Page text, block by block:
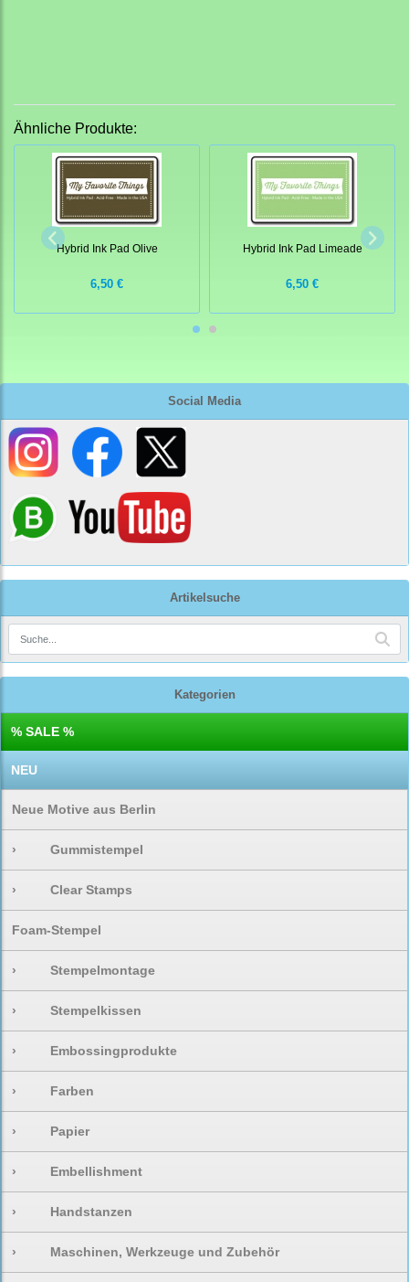
Social Media
Artikelsuche
Kategorien
% SALE %
NEU
Neue Motive aus Berlin
› Gummistempel
› Clear Stamps
Foam-Stempel
› Stempelmontage
› Stempelkissen
› Embossingprodukte
› Farben
› Papier
› Embellishment
› Handstanzen
› Maschinen, Werkzeuge und Zubehör
Ähnliche Produkte:
Hybrid Ink Pad Olive
6,50 €
Hybrid Ink Pad Limeade
6,50 €